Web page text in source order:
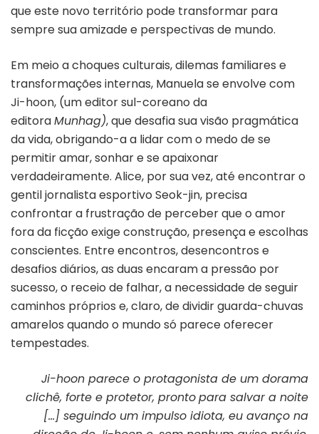
que este novo território pode transformar para
sempre sua amizade e perspectivas de mundo.
Em meio a choques culturais, dilemas familiares e
transformações internas, Manuela se envolve com
Ji-hoon, (um editor sul-coreano da
editoraMunhag), que desafia sua visão pragmática
da vida, obrigando-a a lidar com o medo de se
permitir amar, sonhar e se apaixonar
verdadeiramente. Alice, por sua vez, até encontrar o
gentil jornalista esportivo Seok-jin, precisa
confrontar a frustração de perceber que o amor
fora da ficção exige construção, presença e escolhas
conscientes. Entre encontros, desencontros e
desafios diários, as duas encaram a pressão por
sucesso, o receio de falhar, a necessidade de seguir
caminhos próprios e, claro, de dividir guarda-chuvas
amarelos quando o mundo só parece oferecer
tempestades.
Ji-hoon parece o protagonista de um dorama
clichê, forte e protetor, prontopara salvar a noite
[…] seguindo um impulso idiota, eu avanço na